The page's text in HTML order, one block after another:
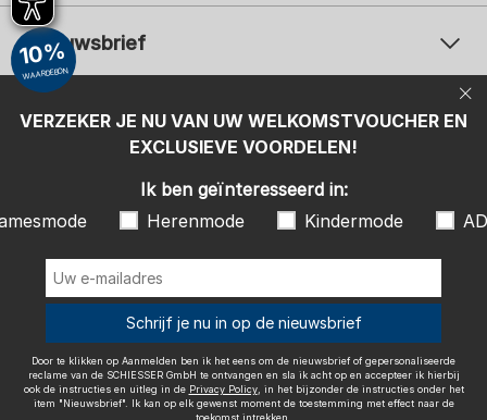
Nieuwsbrief
Uw
Uw e-mailadres
Aanmelden
Herenmode
ADIDAS
Door te klikken op Aanmelden ben ik het eens om de nieuwsbrief of
gepersonaliseerde reclame van de SCHIESSER GmbH te ontvangen en
sla ik acht op en accepteer ik hierbij ook de instructies en uitleg in de
, in het bijzonder de instructies onder het item
effect naar de toekomst intrekken.
Betaalwijzen
Wij bezorgen met
VERZEKER JE NU VAN UW WELKOMSTVOUCHER EN
EXCLUSIEVE VOORDELEN!
10%
WAARDEBON
Ik ben geïnteresseerd in:
Herenmode Kindermode
Schrijf je nu in op de nieuwsbrief
Door te klikken op Aanmelden ben ik het eens om de nieuwsbrief of gepersonaliseerde
reclame van de SCHIESSER GmbH te ontvangen en sla ik acht op en accepteer ik hierbij
ook de instructies en uitleg in de Privacy Policy, in het bijzonder de instructies onder het
item "Nieuwsbrief". Ik kan op elk gewenst moment de toestemming met effect naar de
toekomst intrekken.